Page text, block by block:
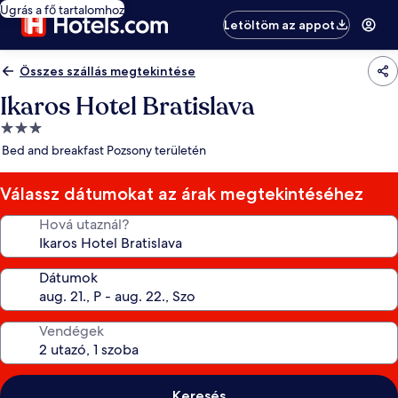
Ugrás a fő tartalomhoz
Letöltöm az appot
Összes szállás megtekintése
Ikaros Hotel Bratislava
3.0
csillagos
Bed and breakfast Pozsony területén
Válassz dátumokat az árak megtekintéséhez
Hová utaznál?
Dátumok
Vendégek